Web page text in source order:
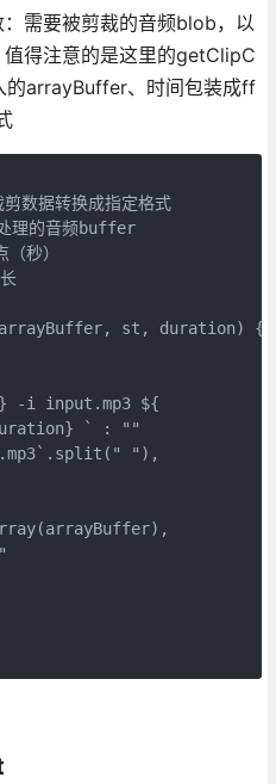
需要被剪裁的音频blob，以
得注意的是这里的getClipC
的arrayBuffer、时间包装成ff
数据转换成指定格式
理的音频buffer
秒）
st, duration) {
-i input.mp3 ${
` : ""
"),